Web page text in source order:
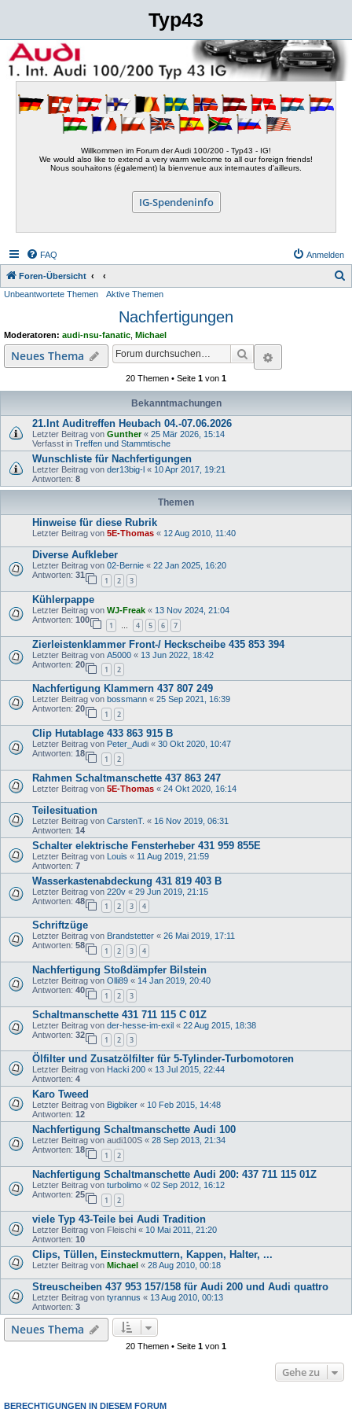
Typ43
Willkommen im Forum der Audi 100/200 - Typ43 - IG!
We would also like to extend a very warm welcome to all our foreign friends!
Nous souhaitons (également) la bienvenue aux internautes d'ailleurs.
IG-Spendeninfo
FAQ Anmelden
Foren-Übersicht
Unbeantwortete Themen Aktive Themen
Nachfertigungen
Moderatoren: audi-nsu-fanatic Michael
Neues Thema Suche
20 Themen • Seite 1 von 1
Bekanntmachungen
21.Int Auditreffen Heubach 04.-07.06.2026
Letzter Beitrag von Gunther« 25 Mär 2026, 15:14
Verfasst in Treffen und Stammtische
Wunschliste für Nachfertigungen
Letzter Beitrag von der13big-l « 10 Apr 2017, 19:21
Antworten: 8
Themen
Hinweise für diese Rubrik
Letzter Beitrag von 5E-Thomas « 12 Aug 2010, 11:40
Diverse Aufkleber
Letzter Beitrag von 02-Bernie « 22 Jan 2025, 16:20
Antworten: 31
1 2 3
Kühlerpappe
Letzter Beitrag von WJ-Freak « 13 Nov 2024, 21:04
Antworten: 100
1 … 4 5 6 7
Zierleistenklammer Front-/ Heckscheibe 435 853 394
Letzter Beitrag von A5000 « 13 Jun 2022, 18:42
Antworten: 20
1 2
Nachfertigung Klammern 437 807 249
Letzter Beitrag von bossmann « 25 Sep 2021, 16:39
Antworten: 20
1 2
Clip Hutablage 433 863 915 B
Letzter Beitrag von Peter_Audi « 30 Okt 2020, 10:47
Antworten: 18
1 2
Rahmen Schaltmanschette 437 863 247
Letzter Beitrag von 5E-Thomas « 24 Okt 2020, 16:14
Teilesituation
Letzter Beitrag von CarstenT. « 16 Nov 2019, 06:31
Antworten: 14
Schalter elektrische Fensterheber 431 959 855E
Letzter Beitrag von Louis « 11 Aug 2019, 21:59
Antworten: 7
Wasserkastenabdeckung 431 819 403 B
Letzter Beitrag von 220v « 29 Jun 2019, 21:15
Antworten: 48
1 2 3 4
Schriftzüge
Letzter Beitrag von Brandstetter « 26 Mai 2019, 17:11
Antworten: 58
1 2 3 4
Nachfertigung Stoßdämpfer Bilstein
Letzter Beitrag von Olli89 « 14 Jan 2019, 20:40
Antworten: 40
1 2 3
Schaltmanschette 431 711 115 C 01Z
Letzter Beitrag von der-hesse-im-exil « 22 Aug 2015, 18:38
Antworten: 32
1 2 3
Ölfilter und Zusatzölfilter für 5-Tylinder-Turbomotoren
Letzter Beitrag von Hacki 200 « 13 Jul 2015, 22:44
Antworten: 4
Karo Tweed
Letzter Beitrag von Bigbiker « 10 Feb 2015, 14:48
Antworten: 12
Nachfertigung Schaltmanschette Audi 100
Letzter Beitrag von audi100S « 28 Sep 2013, 21:34
Antworten: 18
1 2
Nachfertigung Schaltmanschette Audi 200: 437 711 115 01Z
Letzter Beitrag von turbolimo « 02 Sep 2012, 16:12
Antworten: 25
1 2
viele Typ 43-Teile bei Audi Tradition
Letzter Beitrag von Fleischi « 10 Mai 2011, 21:20
Antworten: 10
Clips, Tüllen, Einsteckmuttern, Kappen, Halter, ...
Letzter Beitrag von Michael « 28 Aug 2010, 00:18
Streuscheiben 437 953 157/158 für Audi 200 und Audi quattro
Letzter Beitrag von tyrannus « 13 Aug 2010, 00:13
Antworten: 3
Neues Thema
20 Themen • Seite 1 von 1
Gehe zu
BERECHTIGUNGEN IN DIESEM FORUM